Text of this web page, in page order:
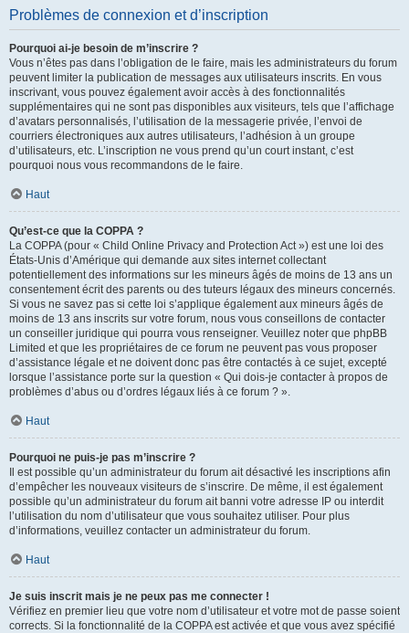
Problèmes de connexion et d’inscription
Pourquoi ai-je besoin de m’inscrire ?
Vous n’êtes pas dans l’obligation de le faire, mais les administrateurs du forum
peuvent limiter la publication de messages aux utilisateurs inscrits. En vous
inscrivant, vous pouvez également avoir accès à des fonctionnalités
supplémentaires qui ne sont pas disponibles aux visiteurs, tels que l’affichage
d’avatars personnalisés, l’utilisation de la messagerie privée, l’envoi de
courriers électroniques aux autres utilisateurs, l’adhésion à un groupe
d’utilisateurs, etc. L’inscription ne vous prend qu’un court instant, c’est
pourquoi nous vous recommandons de le faire.
Haut
Qu’est-ce que la COPPA ?
La COPPA (pour « Child Online Privacy and Protection Act ») est une loi des
États-Unis d’Amérique qui demande aux sites internet collectant
potentiellement des informations sur les mineurs âgés de moins de 13 ans un
consentement écrit des parents ou des tuteurs légaux des mineurs concernés.
Si vous ne savez pas si cette loi s’applique également aux mineurs âgés de
moins de 13 ans inscrits sur votre forum, nous vous conseillons de contacter
un conseiller juridique qui pourra vous renseigner. Veuillez noter que phpBB
Limited et que les propriétaires de ce forum ne peuvent pas vous proposer
d’assistance légale et ne doivent donc pas être contactés à ce sujet, excepté
lorsque l’assistance porte sur la question « Qui dois-je contacter à propos de
problèmes d’abus ou d’ordres légaux liés à ce forum ? ».
Haut
Pourquoi ne puis-je pas m’inscrire ?
Il est possible qu’un administrateur du forum ait désactivé les inscriptions afin
d’empêcher les nouveaux visiteurs de s’inscrire. De même, il est également
possible qu’un administrateur du forum ait banni votre adresse IP ou interdit
l’utilisation du nom d’utilisateur que vous souhaitez utiliser. Pour plus
d’informations, veuillez contacter un administrateur du forum.
Haut
Je suis inscrit mais je ne peux pas me connecter !
Vérifiez en premier lieu que votre nom d’utilisateur et votre mot de passe soient
corrects. Si la fonctionnalité de la COPPA est activée et que vous avez spécifié